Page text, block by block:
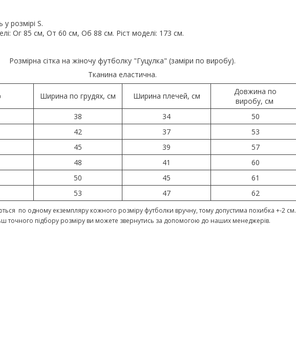
розмірі S.
Ог 85 см, От 60 см, Об 88 см. Ріст моделі: 173 см.
Розмірна сітка на жіночу футболку "Гуцулка" (заміри по виробу).
Тканина еластична.
Ширина по грудях, см Ширина плечей, см
Довжина по
виробу, см
38 34
50
42 37
53
45 39
57
48 41
60
50 45
61
53 47 62
по одному екземпляру кожного розміру футболки вручну, тому допустима похибка +-2 см.
точного підбору розміру ви можете звернутись за допомогою до наших менеджерів.